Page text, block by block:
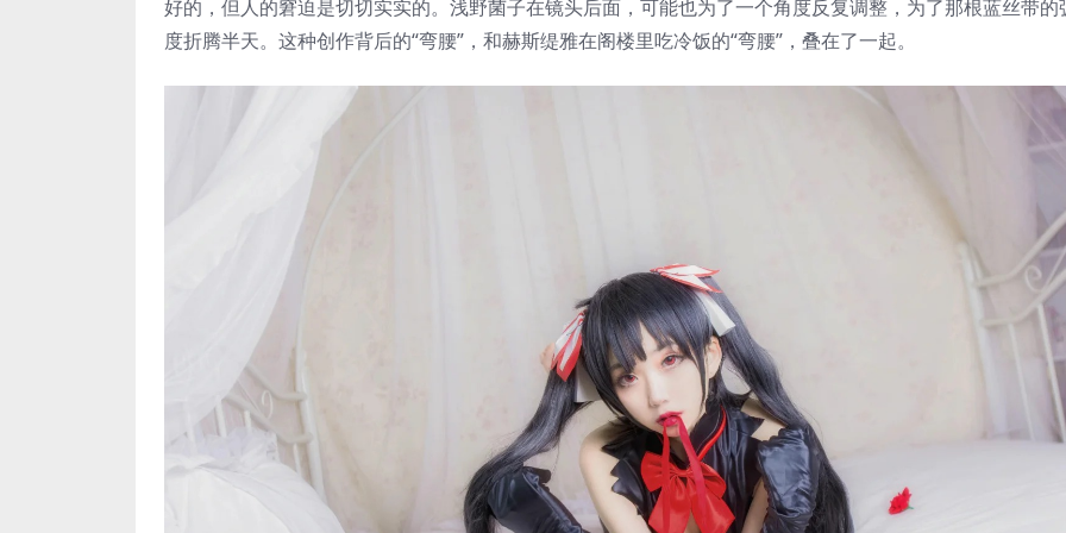
好的，但人的窘迫是切切实实的。浅野菌子在镜头后面，可能也为了一个角度反复调整，为了那根蓝丝带的
度折腾半天。这种创作背后的“弯腰”，和赫斯缇雅在阁楼里吃冷饭的“弯腰”，叠在了一起。